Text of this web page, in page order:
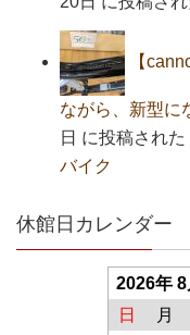
【
ながら、新型に
日 に投稿された
バイク
休館日カレンダー
2026年 8
日
月